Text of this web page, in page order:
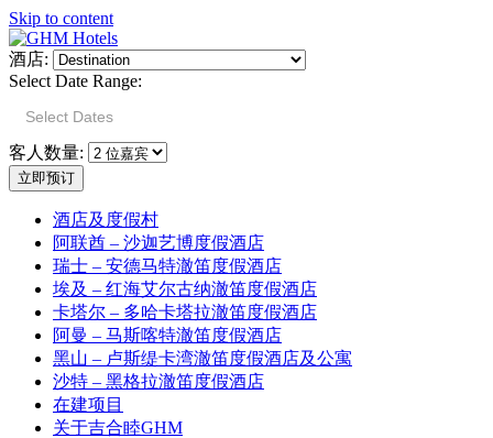
Skip to content
酒店:
Select Date Range:
客人数量:
酒店及度假村
阿联酋 – 沙迦艺博度假酒店
瑞士 – 安德马特澈笛度假酒店
埃及 – 红海艾尔古纳澈笛度假酒店
卡塔尔 – 多哈卡塔拉澈笛度假酒店
阿曼 – 马斯喀特澈笛度假酒店
黑山 – 卢斯缇卡湾澈笛度假酒店及公寓
沙特 – 黑格拉澈笛度假酒店
在建项目
关于吉合睦GHM